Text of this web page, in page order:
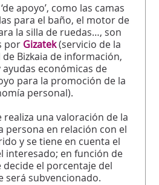
apoyo’, como las camas
para el baño, el motor de
la silla de ruedas…, son
por Gizatek(servicio de la
Bizkaia de información,
económicas de
para la promoción de la
personal).
realiza una valoración de la
persona en relación con el
y se tiene en cuenta el
interesado; en función de
decide el porcentaje del
será subvencionado.